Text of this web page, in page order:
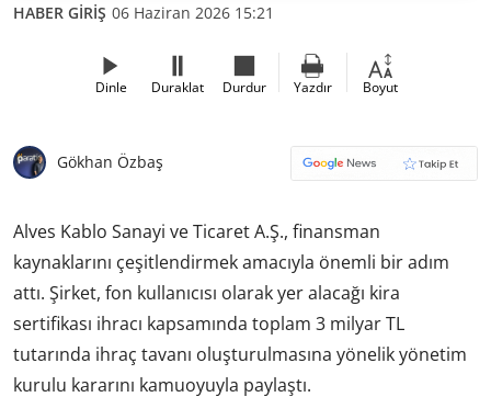
HABER GİRİŞ 06 Haziran 2026 15:21
Dinle Duraklat Durdur Yazdır Boyut
Gökhan Özbaş
Alves Kablo Sanayi ve Ticaret A.Ş., finansman
kaynaklarını çeşitlendirmek amacıyla önemli bir adım
attı. Şirket, fon kullanıcısı olarak yer alacağı kira
sertifikası ihracı kapsamında toplam 3 milyar TL
tutarında ihraç tavanı oluşturulmasına yönelik yönetim
kurulu kararını kamuoyuyla paylaştı.